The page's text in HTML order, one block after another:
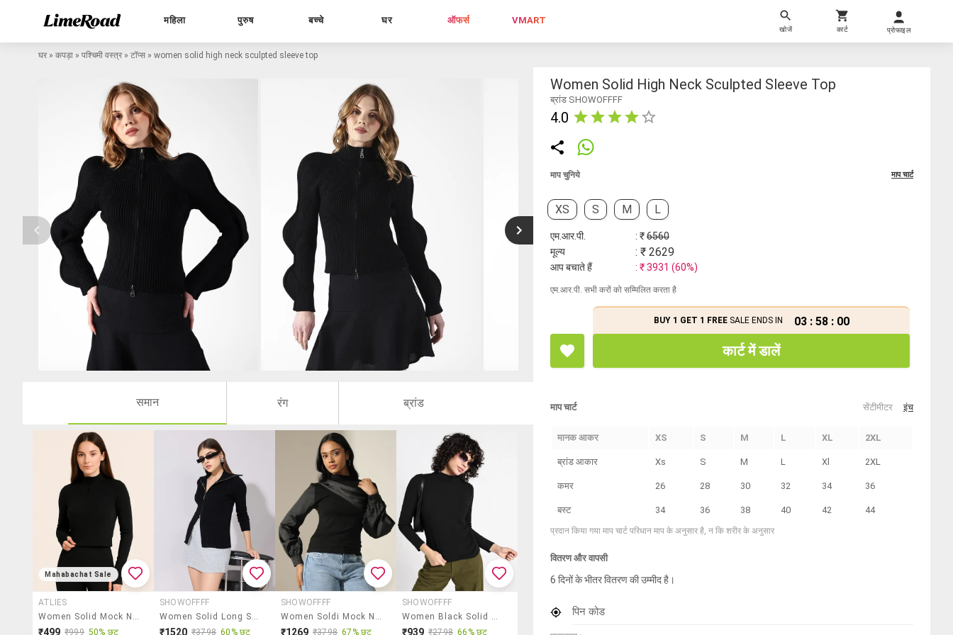
महिला पुरुष बच्चे घर ऑफर्स VMART
खोजें कार्ट प्रोफाइल
घर » कपड़ा » पश्चिमी वस्त्र » टॉप्स » women solid high neck sculpted sleeve top
समान रंग ब्रांड
Mahabachat Sale
ATLIES
Women Solid Mock Neck Long Sleeve Crop Top
₹499 ₹999 50% छूट
SHOWOFFFF
Women Solid Long Sleeve Regular Jacket
₹1520 ₹3798 60% छूट
SHOWOFFFF
Women Soldi Mock Neck Puff Sleeve Regular Top
₹1269 ₹3798 67% छूट
SHOWOFFFF
Women Black Solid Mock Neck Long Sleeve Top
₹939 ₹2798 66% छूट
Women Solid High Neck Sculpted Sleeve Top
ब्रांड SHOWOFFFF
4.0
माप चुनिये माप चार्ट
XS S M L
एम.आर.पी. : ₹6560
मूल्य
: ₹ 2629
आप बचाते हैं : ₹3931 (60%)
एम.आर.पी. सभी करों को सम्मिलित करता है
BUY 1 GET 1 FREESALE ENDS IN 03 : 58 : 00
कार्ट में डालें
माप चार्ट सेंटीमीटर इंच
मानक आकर XS S M L XL 2XL
ब्रांड आकार Xs S M L Xl 2XL
कमर 26 28 30 32 34 36
बस्ट 34 36 38 40 42 44
प्रदान किया गया माप चार्ट परिधान माप के अनुसार है, न कि शरीर के अनुसार
वितरण और वापसी
6 दिनों के भीतर वितरण की उम्मीद है।
पिन कोड